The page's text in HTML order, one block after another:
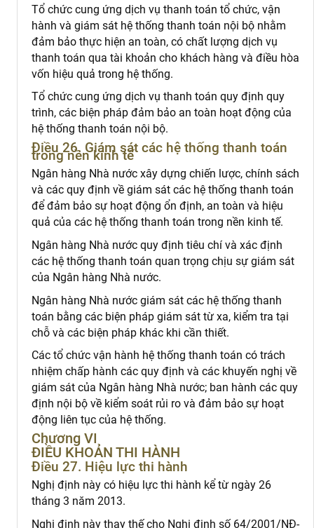
Tổ chức cung ứng dịch vụ thanh toán tổ chức, vận
hành và giám sát hệ thống thanh toán nội bộ nhằm
đảm bảo thực hiện an toàn, có chất lượng dịch vụ
thanh toán qua tài khoản cho khách hàng và điều hòa
vốn hiệu quả trong hệ thống.
Tổ chức cung ứng dịch vụ thanh toán quy định quy
trình, các biện pháp đảm bảo an toàn hoạt động của
hệ thống thanh toán nội bộ.
Điều 26. Giám sát các hệ thống thanh toán
trong nền kinh tế
Ngân hàng Nhà nước xây dựng chiến lược, chính sách
và các quy định về giám sát các hệ thống thanh toán
để đảm bảo sự hoạt động ổn định, an toàn và hiệu
quả của các hệ thống thanh toán trong nền kinh tế.
Ngân hàng Nhà nước quy định tiêu chí và xác định
các hệ thống thanh toán quan trọng chịu sự giám sát
của Ngân hàng Nhà nước.
Ngân hàng Nhà nước giám sát các hệ thống thanh
toán bằng các biện pháp giám sát từ xa, kiểm tra tại
chỗ và các biện pháp khác khi cần thiết.
Các tổ chức vận hành hệ thống thanh toán có trách
nhiệm chấp hành các quy định và các khuyến nghị về
giám sát của Ngân hàng Nhà nước; ban hành các quy
định nội bộ về kiểm soát rủi ro và đảm bảo sự hoạt
động liên tục của hệ thống.
Chương VI
ĐIỀU KHOẢN THI HÀNH
Điều 27. Hiệu lực thi hành
Nghị định này có hiệu lực thi hành kể từ ngày 26
tháng 3 năm 2013.
Nghị định này thay thế cho Nghị định số 64/2001/NĐ-